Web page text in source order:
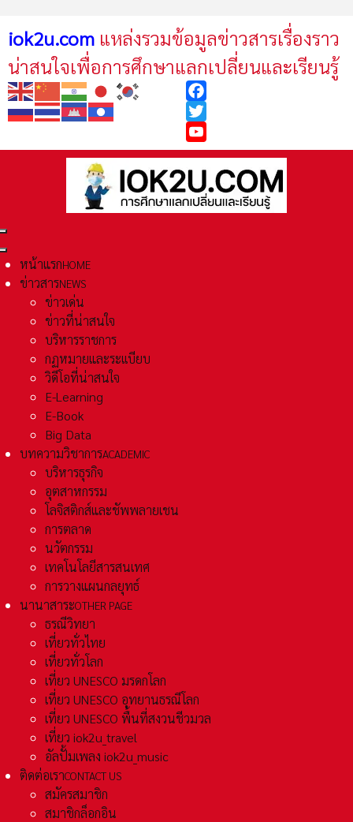
iok2u.com แหล่งรวมข้อมูลข่าวสารเรื่องราว
น่าสนใจเพื่อการศึกษาแลกเปลี่ยนและเรียนรู้
Facebook
Twitter
YouTube
หน้าแรกHOME
ข่าวสารNEWS
ข่าวเด่น
ข่าวที่น่าสนใจ
บริหารราชการ
กฏหมายและระเเบียบ
วิดีโอที่น่าสนใจ
E-Learning
E-Book
Big Data
บทความวิชาการACADEMIC
บริหารธุรกิจ
อุตสาหกรรม
โลจิสติกส์และชัพพลายเชน
การตลาด
นวัตกรรม
เทคโนโลยีสารสนเทศ
การวางแผนกลยุทธ์
นานาสาระOTHER PAGE
ธรณีวิทยา
เที่ยวทั่วไทย
เที่ยวทั่วโลก
เที่ยว UNESCO มรดกโลก
เที่ยว UNESCO อุทยานธรณีโลก
เที่ยว UNESCO พื้นที่สงวนชีวมวล
เที่ยว iok2u_travel
อัลปั้มเพลง iok2u_music
ติดต่อเราCONTACT US
สมัครสมาชิก
สมาชิกล็อกอิน